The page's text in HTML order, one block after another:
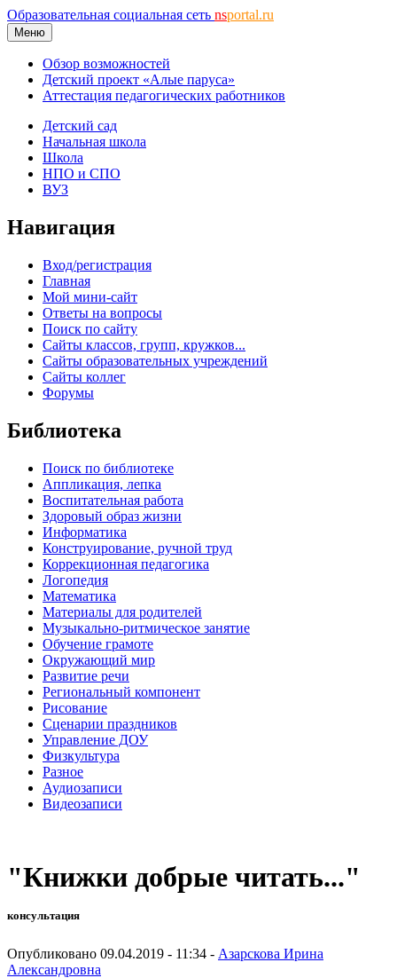
Образовательная социальная сеть nsportal.ru
Меню
Обзор возможностей
Детский проект «Алые паруса»
Аттестация педагогических работников
Детский сад
Начальная школа
Школа
НПО и СПО
ВУЗ
Навигация
Вход/регистрация
Главная
Мой мини-сайт
Ответы на вопросы
Поиск по сайту
Сайты классов, групп, кружков...
Сайты образовательных учреждений
Сайты коллег
Форумы
Библиотека
Поиск по библиотеке
Аппликация, лепка
Воспитательная работа
Здоровый образ жизни
Информатика
Конструирование, ручной труд
Коррекционная педагогика
Логопедия
Математика
Материалы для родителей
Музыкально-ритмическое занятие
Обучение грамоте
Окружающий мир
Развитие речи
Региональный компонент
Рисование
Сценарии праздников
Управление ДОУ
Физкультура
Разное
Аудиозаписи
Видеозаписи
"Книжки добрые читать..."
консультация
Опубликовано 09.04.2019 - 11:34 - Азарскова Ирина
Александровна